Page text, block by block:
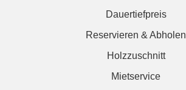
Dauertiefpreis
Reservieren & Abholen
Holzzuschnitt
Mietservice